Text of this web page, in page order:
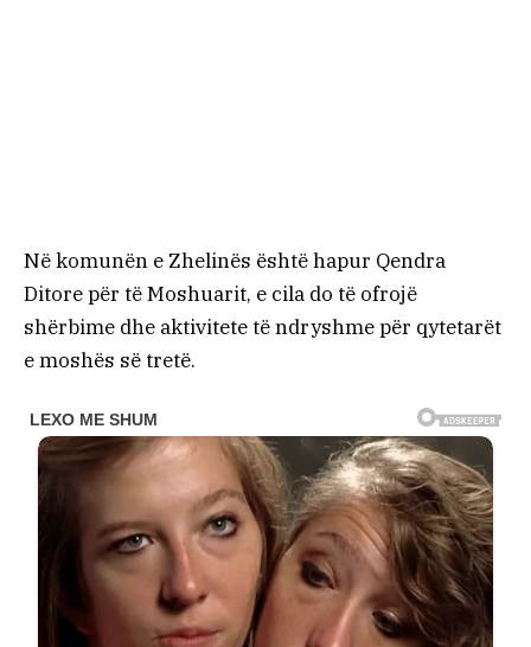
Në komunën e Zhelinës është hapur Qendra
Ditore për të Moshuarit, e cila do të ofrojë
shërbime dhe aktivitete të ndryshme për qytetarët
e moshës së tretë.